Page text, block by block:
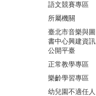
語文競賽專區
所屬機關
臺北市音樂與圖
書中心興建資訊
公開平臺
正常教學專區
樂齡學習專區
幼兒園不適任人